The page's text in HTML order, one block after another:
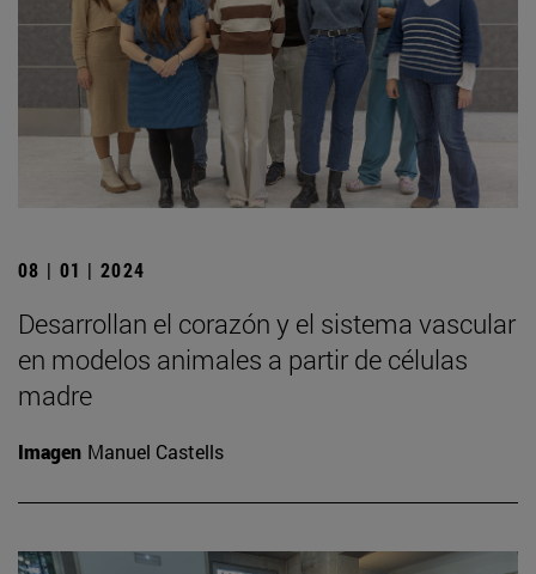
08 | 01 | 2024
Desarrollan el corazón y el sistema vascular
en modelos animales a partir de células
madre
Imagen Manuel Castells